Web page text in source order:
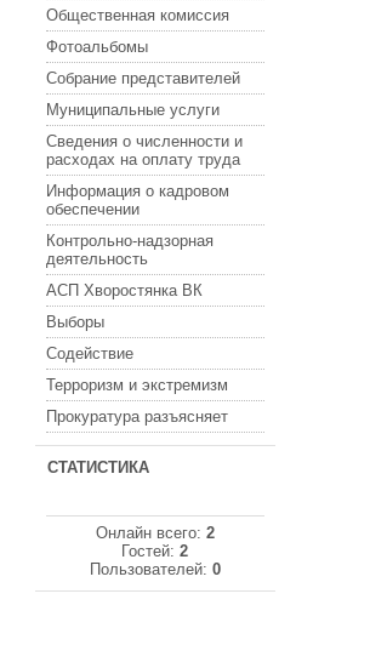
Общественная комиссия
Фотоальбомы
Собрание представителей
Муниципальные услуги
Сведения о численности и
расходах на оплату труда
Информация о кадровом
обеспечении
Контрольно-надзорная
деятельность
АСП Хворостянка ВК
Выборы
Содействие
Терроризм и экстремизм
Прокуратура разъясняет
СТАТИСТИКА
Онлайн всего: 2
Гостей:2
Пользователей: 0